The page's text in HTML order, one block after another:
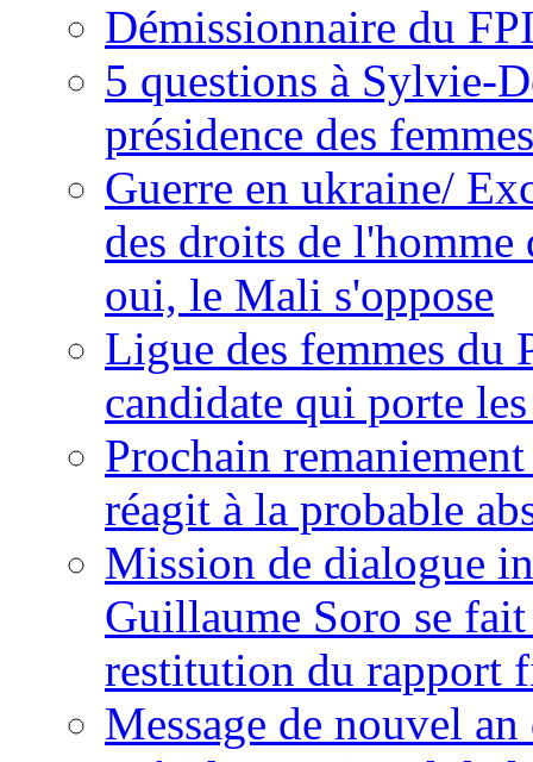
Démissionnaire du
5 questions à Sylvie-
présidence des
Guerre en ukraine/
des droits de
oui, le Mali s'oppose
Ligue des femmes du
candidate qui porte
Prochain
réagit à la probable
Mission de dialogue
Guillaume Soro se
restitution du rapport
Message de nouvel